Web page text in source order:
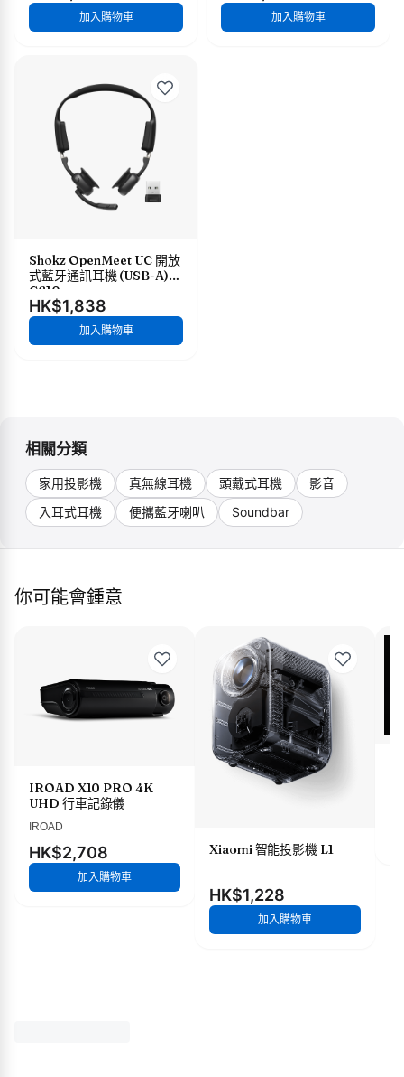
加入購物車 加入購物車
Shokz OpenMeet UC 開放
式藍牙通訊耳機 (USB-A)
C610
HK$1,838
加入購物車
相關分類
家用投影機 真無線耳機 頭戴式耳機
影音
入耳式耳機
便攜藍牙喇叭 Soundbar
你可能會鍾意
IROAD X10 PRO 4K
UHD 行車記錄儀
IROAD
HK$2,708
加入購物車
Xiaomi 智能投影機 L1
HK$1,228
加入購物車